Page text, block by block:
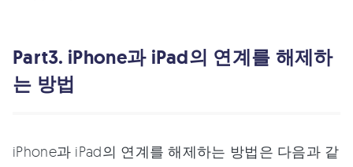
Part3. iPhone과 iPad의 연계를 해제하
는 방법
iPhone과 iPad의 연계를 해제하는 방법은 다음과 같